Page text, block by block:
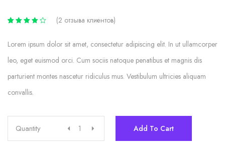
составляла
$550.00.
$525.00.
5 на
основе
пользователей
(2 отзыва клиентов)
Lorem ipsum dolor sit amet, consectetur adipiscing elit. In ut ullamcorper
leo, eget euismod orci. Cum sociis natoque penatibus et magnis dis
parturient montes nascetur ridiculus mus. Vestibulum ultricies aliquam
convallis.
Quantity Add To Cart